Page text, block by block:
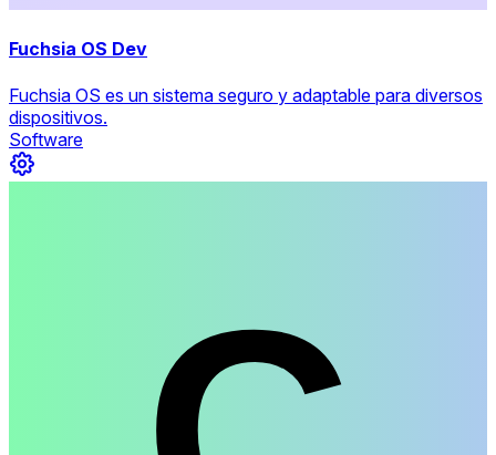
Fuchsia OS Dev
Fuchsia OS es un sistema seguro y adaptable para diversos
dispositivos.
Software